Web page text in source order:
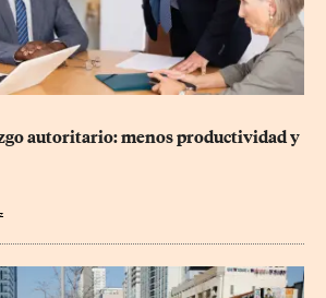
autoritario: menos productividad y